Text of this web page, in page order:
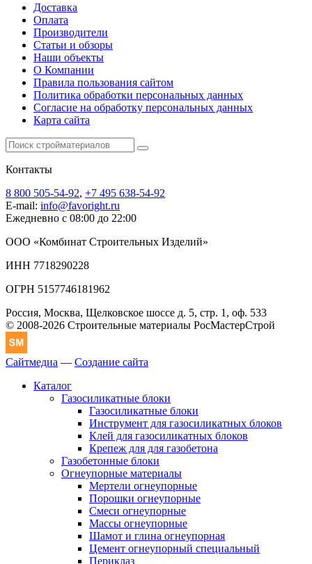
Доставка
Оплата
Производители
Статьи и обзоры
Наши объекты
О Компании
Правила пользования сайтом
Политика обработки персональных данных
Согласие на обработку персональных данных
Карта сайта
Контакты
8 800 505-54-92, +7 495 638-54-92
E-mail: info@favoright.ru
Ежедневно с 08:00 до 22:00
ООО «Комбинат Строительных Изделий»
ИНН 7718290228
ОГРН 5157746181962
Россия, Москва, Щелковское шоссе д. 5, стр. 1, оф. 533
© 2008-2026 Строительные материалы РосМастерСтрой
Сайтмедиа — Создание сайта
Каталог
Газосиликатные блоки
Газосиликатные блоки
Инструмент для газосиликатных блоков
Клей для газосиликатных блоков
Крепеж для для газобетона
Газобетонные блоки
Огнеупорные материалы
Мертели огнеупорные
Порошки огнеупорные
Смеси огнеупорные
Массы огнеупорные
Шамот и глина огнеупорная
Цемент огнеупорный специальный
Периклаз